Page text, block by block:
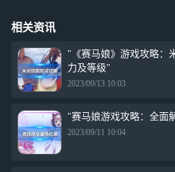
相关资讯
"《赛马娘》游戏攻略：
力及等级"
2023/09/13 10:03
"赛马娘游戏攻略：全面
2023/09/11 10:04